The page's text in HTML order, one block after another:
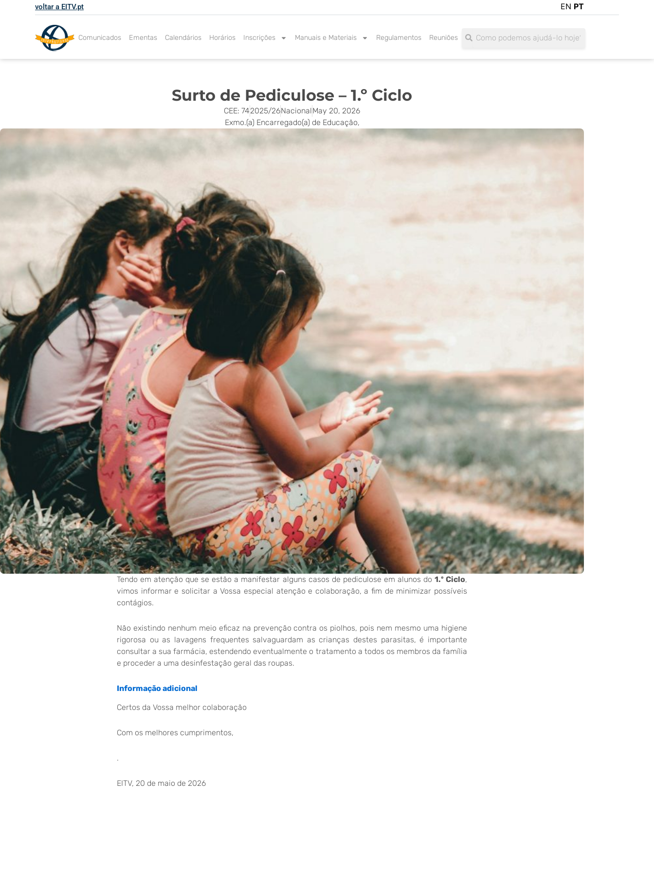
voltar a EITV.pt EN PT
Comunicados Ementas Calendários Horários Inscrições Manuais e Materiais Regulamentos Reuniões
SearchSearch
Surto de Pediculose – 1.º Ciclo
CEE: 742025/26NacionalMay 20, 2026
Exmo.(a) Encarregado(a) de Educação,
Tendo em atenção que se estão a manifestar alguns casos de pediculose em alunos do 1.º Ciclo,
vimos informar e solicitar a Vossa especial atenção e colaboração, a fim de minimizar possíveis
contágios.
Não existindo nenhum meio eficaz na prevenção contra os piolhos, pois nem mesmo uma higiene
rigorosa ou as lavagens frequentes salvaguardam as crianças destes parasitas, é importante
consultar a sua farmácia, estendendo eventualmente o tratamento a todos os membros da família
e proceder a uma desinfestação geral das roupas.
Informação adicional
Certos da Vossa melhor colaboração
Com os melhores cumprimentos,
.
EITV, 20 de maio de 2026